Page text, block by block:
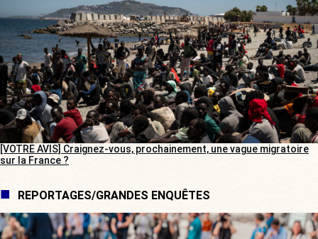
[VOTRE AVIS] Craignez-vous, prochainement, une vague migratoire
sur la France ?
REPORTAGES/GRANDES ENQUÊTES